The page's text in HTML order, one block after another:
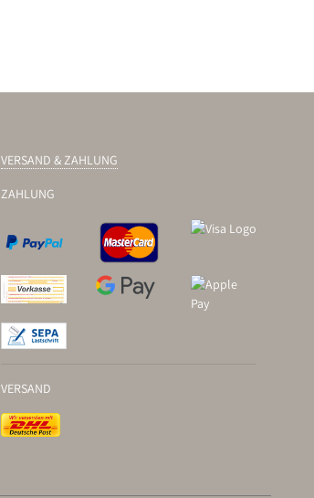
VERSAND & ZAHLUNG
ZAHLUNG
VERSAND